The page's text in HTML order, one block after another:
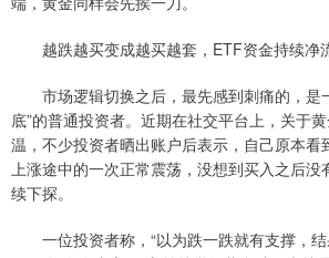
越跌越买变成越买越套，ETF资金持续净
市场逻辑切换之后，最先感到刺痛的，是
底”的普通投资者。近期在社交平台上，关于
温，不少投资者晒出账户后表示，自己原本看
上涨途中的一次正常震荡，没想到买入之后没
续下探。
一位投资者称，“以为跌一跌就有支撑，结